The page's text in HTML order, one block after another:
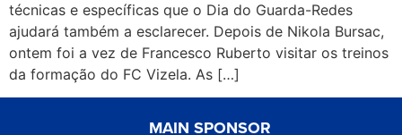
técnicas e específicas que o Dia do Guarda-Redes
ajudará também a esclarecer. Depois de Nikola Bursac,
ontem foi a vez de Francesco Ruberto visitar os treinos
da formação do FC Vizela. As […]
MAIN SPONSOR